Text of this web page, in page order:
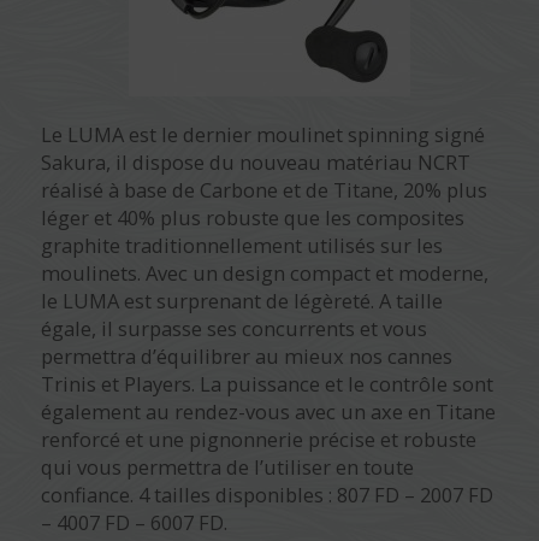
Le LUMA est le dernier moulinet spinning signé
Sakura, il dispose du nouveau matériau NCRT
réalisé à base de Carbone et de Titane, 20% plus
léger et 40% plus robuste que les composites
graphite traditionnellement utilisés sur les
moulinets. Avec un design compact et moderne,
le LUMA est surprenant de légèreté. A taille
égale, il surpasse ses concurrents et vous
permettra d’équilibrer au mieux nos cannes
Trinis et Players. La puissance et le contrôle sont
également au rendez-vous avec un axe en Titane
renforcé et une pignonnerie précise et robuste
qui vous permettra de l’utiliser en toute
confiance. 4 tailles disponibles : 807 FD – 2007 FD
– 4007 FD – 6007 FD.